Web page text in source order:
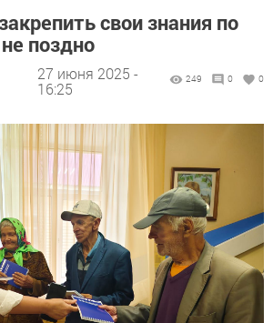
свои знания по
поздно
27 июня 2025 -
16:25
249 0 0